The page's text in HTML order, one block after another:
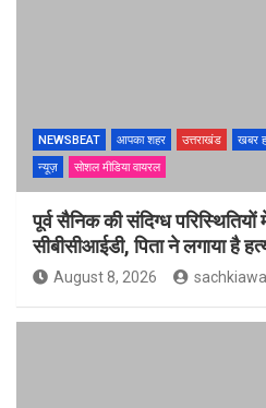
NEWSBEAT आपका शहर उत्तराखंड खबर
न्यूज़
सोशल मीडिया वायरल
पूर्व सैनिक की संदिग्ध
सीबीसीआईडी, पिता ने लगाया है
August 8, 2026